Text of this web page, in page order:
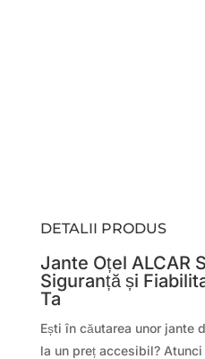
DETALII PRODUS
Jante Oțel ALCAR
Siguranță și
Ta
Ești în căutarea unor jante
la un preț accesibil? Atunci